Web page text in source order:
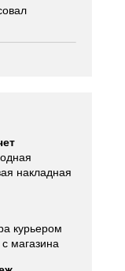
накладная
курьером
магазина